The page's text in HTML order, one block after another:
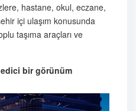
hastane, okul, eczane,
içi ulaşım konusunda
taşıma araçları ve
bir görünüm